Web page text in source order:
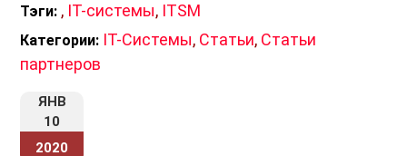
Тэги: , IT-системы, ITSM
Категории: IT-Системы, Статьи, Статьи
партнеров
ЯНВ
10
2020